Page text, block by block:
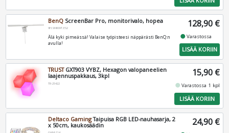
BenQ ScreenBar Pro, monitorivalo, hopea
9H.W4KWT.ES2
Älä kyki pimeässä! Valaise työpisteesi näppärästi BenQ:n
avulla!
128,90 €
fiber_manual_recordVarastossa
LISÄÄ KORIIN
TRUSTGXT903 VYBZ, Hexagon valopaneelien
laajennuspakkaus, 3kpl
TR-25422
15,90 €
fiber_manual_record Varastossa 1 kpl
LISÄÄ KORIIN
Deltaco GamingTaipuisa RGB LED-nauhasarja, 2
x 50cm, kaukosäädin
24,90 €